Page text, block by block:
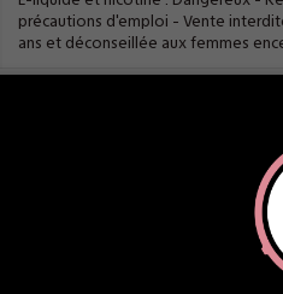
précautions d'emploi - Vente
ans et déconseillée aux femmes